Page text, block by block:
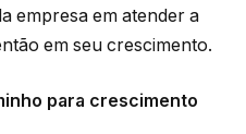
empresa em atender a
em seu crescimento.
para crescimento